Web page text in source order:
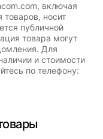
включая
носит
публичной
товара могут
Для
и стоимости
по телефону: